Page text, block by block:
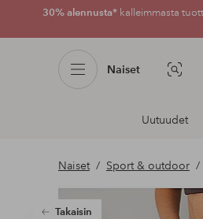
30% alennusta* kalleimmasta
Naiset
Navigointi
osastoilla
Uutuudet
Naiset Sport & outdoor
Takaisin